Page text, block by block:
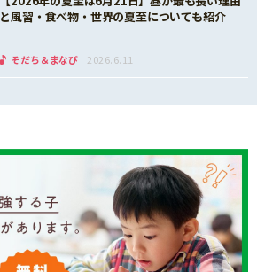
と風習・食べ物・世界の夏至についても紹介
そだち＆まなび 2026.6.11